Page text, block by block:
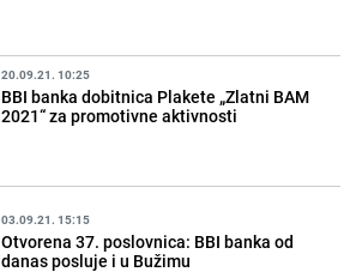
20.09.21. 10:25
BBI banka dobitnica Plakete „Zlatni BAM
2021“ za promotivne aktivnosti
03.09.21. 15:15
Otvorena 37. poslovnica: BBI banka od
danas posluje i u Bužimu